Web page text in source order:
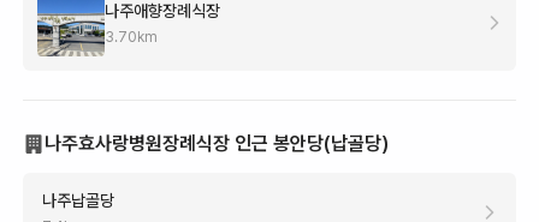
나주애향장례식장
3.70 km
나주효사랑병원장례식장 인근 봉안당(납골당)
나주납골당